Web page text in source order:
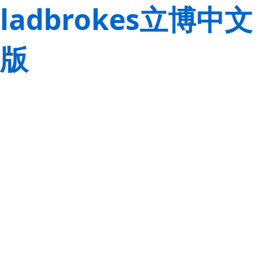
ladbrokes立博中文
版